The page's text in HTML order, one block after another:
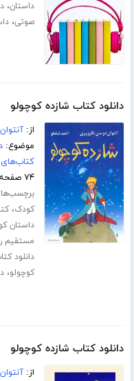
داستان،
صوتی،
دانلود کتاب شازده کوچولو
از:
موضوع:
۷۴ صفحه
کودک،
داستان
مستقیم
دانلود
کوچولو،
دانلود کتاب شازده کوچولو
از: